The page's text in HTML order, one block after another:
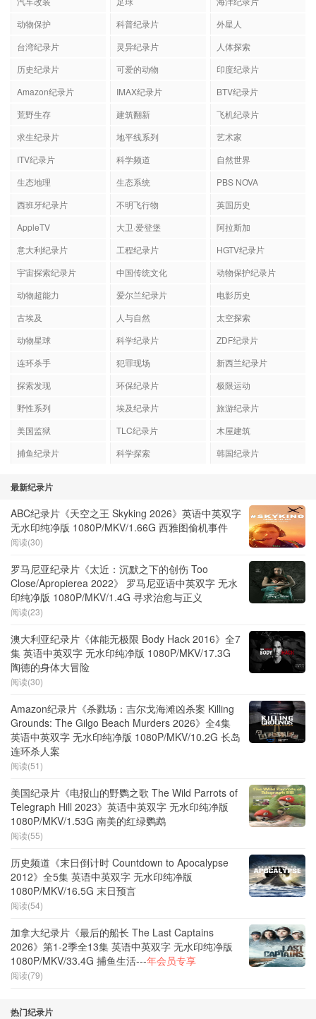
动物保护
科普纪录片
外星人
台湾纪录片
灵异纪录片
人体探索
历史纪录片
可爱的动物
印度纪录片
Amazon纪录片
IMAX纪录片
BTV纪录片
荒野生存
建筑翻新
飞机纪录片
求生纪录片
地平线系列
艺术家
ITV纪录片
科学频道
自然世界
生态地理
生态系统
PBS NOVA
西班牙纪录片
不明飞行物
英国历史
AppleTV
大卫·爱登堡
阿拉斯加
意大利纪录片
工程纪录片
HGTV纪录片
宇宙探索纪录片
中国传统文化
动物保护纪录片
动物超能力
爱尔兰纪录片
电影历史
古埃及
人与自然
太空探索
动物星球
科学纪录片
ZDF纪录片
连环杀手
犯罪现场
新西兰纪录片
探索发现
环保纪录片
极限运动
野性系列
埃及纪录片
旅游纪录片
美国监狱
TLC纪录片
木屋建筑
捕鱼纪录片
科学探索 韩国纪录片
最新纪录片
ABC纪录片《天空之王 Skyking 2026》英语中英双字
无水印纯净版 1080P/MKV/1.66G 西雅图偷机事件
阅读(30)
罗马尼亚纪录片《太近：沉默之下的创伤 Too
Close/Apropierea 2022》 罗马尼亚语中英双字 无水
印纯净版 1080P/MKV/1.4G 寻求治愈与正义
阅读(23)
澳大利亚纪录片《体能无极限 Body Hack 2016》全7
集 英语中英双字 无水印纯净版 1080P/MKV/17.3G
陶德的身体大冒险
阅读(30)
Amazon纪录片《杀戮场：吉尔戈海滩凶杀案 Killing
Grounds: The Gilgo Beach Murders 2026》全4集
英语中英双字 无水印纯净版 1080P/MKV/10.2G 长岛
连环杀人案
阅读(51)
美国纪录片《电报山的野鹦之歌 The Wild Parrots of
Telegraph Hill 2023》英语中英双字 无水印纯净版
1080P/MKV/1.53G 南美的红绿鹦鹉
阅读(55)
历史频道《末日倒计时 Countdown to Apocalypse
2012》全5集 英语中英双字 无水印纯净版
1080P/MKV/16.5G 末日预言
阅读(54)
加拿大纪录片《最后的船长 The Last Captains
2026》第1-2季全13集 英语中英双字 无水印纯净版
1080P/MKV/33.4G 捕鱼生活---年会员专享
阅读(79)
热门纪录片